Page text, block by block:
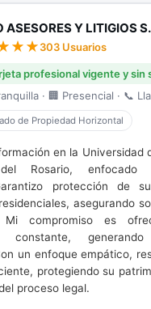
ASESORES Y LITIGIOS
303 Usuarios
profesional vigente y sin
· 🏢 Presencial · 📞
de Propiedad Horizontal
en la Universidad
del Rosario,
protección de
asegurando
compromiso es
constante,
un enfoque empático,
protegiendo su
proceso legal.